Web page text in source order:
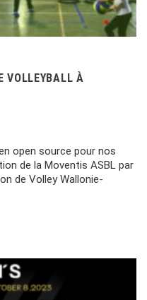
VOLLEYBALL À
open source pour nos
de la Moventis ASBL par
de Volley Wallonie-